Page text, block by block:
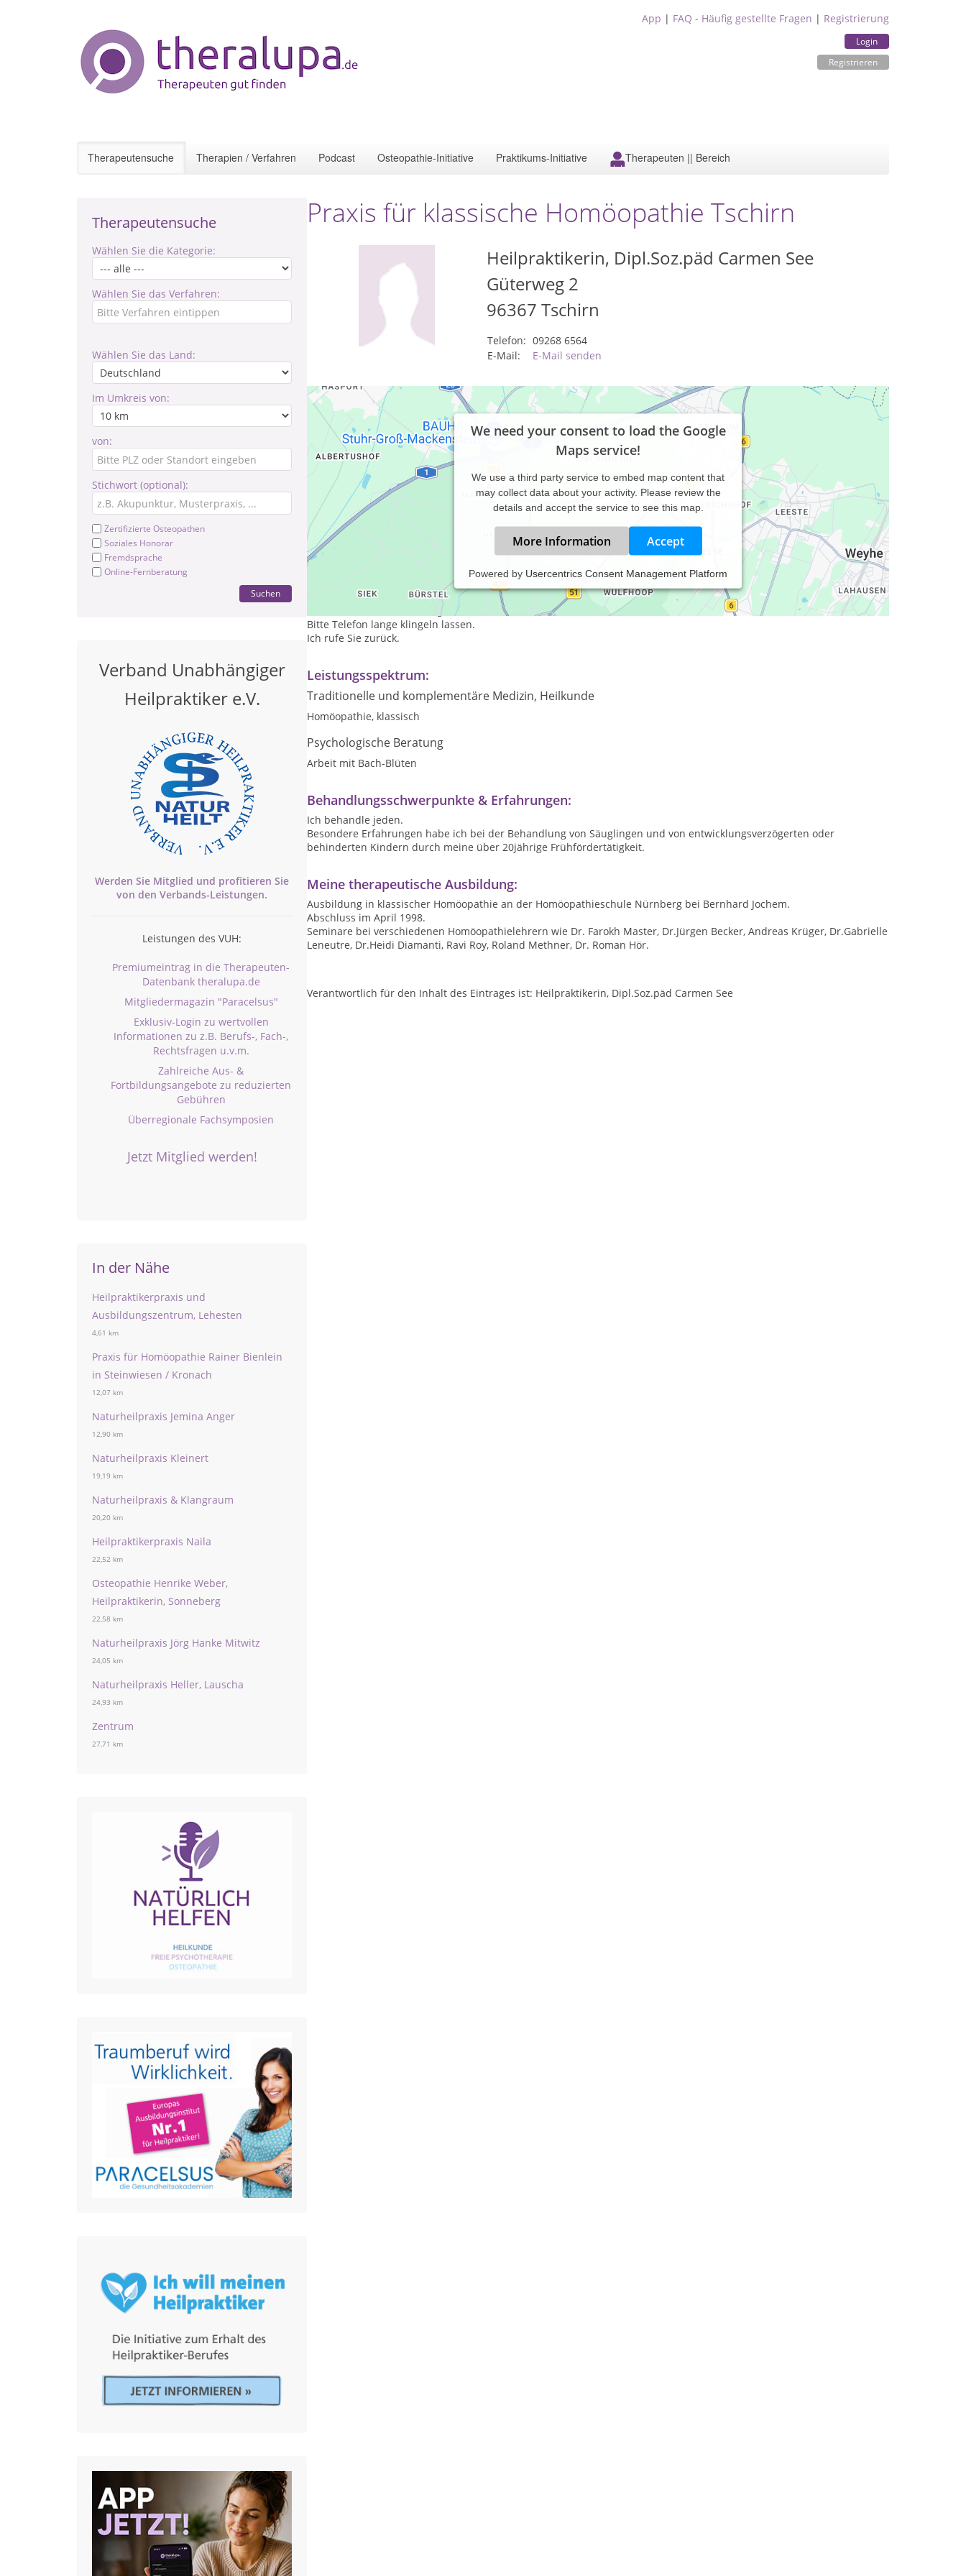
App | FAQ - Häufig gestellte Fragen | Registrierung
Login
Registrieren
Therapeutensuche Therapien / Verfahren Podcast Osteopathie-Initiative Praktikums-Initiative Therapeuten || Bereich
Therapeutensuche
Wählen Sie die Kategorie:
Wählen Sie das Verfahren:
Wählen Sie das Land:
Im Umkreis von:
von:
Stichwort (optional):
Zertifizierte Osteopathen
Soziales Honorar
Fremdsprache
Online-Fernberatung
Suchen
Verband Unabhängiger
Heilpraktiker e.V.
Werden Sie Mitglied und profitieren Sie
von den Verbands-Leistungen.
Leistungen des VUH:
Premiumeintrag in die Therapeuten-
Datenbank theralupa.de
Mitgliedermagazin "Paracelsus"
Exklusiv-Login zu wertvollen
Informationen zu z.B. Berufs-, Fach-,
Rechtsfragen u.v.m.
Zahlreiche Aus- &
Fortbildungsangebote zu reduzierten
Gebühren
Überregionale Fachsymposien
Jetzt Mitglied werden!
In der Nähe
Heilpraktikerpraxis und
Ausbildungszentrum, Lehesten
4,61 km
Praxis für Homöopathie Rainer Bienlein
in Steinwiesen / Kronach
12,07 km
Naturheilpraxis Jemina Anger
12,90 km
Naturheilpraxis Kleinert
19,19 km
Naturheilpraxis & Klangraum
20,20 km
Heilpraktikerpraxis Naila
22,52 km
Osteopathie Henrike Weber,
Heilpraktikerin, Sonneberg
22,58 km
Naturheilpraxis Jörg Hanke Mitwitz
24,05 km
Naturheilpraxis Heller, Lauscha
24,93 km
Zentrum
27,71 km
Praxis für klassische Homöopathie Tschirn
Heilpraktikerin, Dipl.Soz.päd Carmen See
Güterweg 2
96367 Tschirn
Telefon: 09268 6564
E-Mail:
E-Mail senden
We need your consent to load the Google
Maps service!
We use a third party service to embed map content that
may collect data about your activity. Please review the
details and accept the service to see this map.
More Information Accept
Powered by Usercentrics Consent Management Platform
Praxiszeiten:
Termine nach Vereinbarung.
Bitte Telefon lange klingeln lassen.
Ich rufe Sie zurück.
Leistungsspektrum:
Traditionelle und komplementäre Medizin, Heilkunde
Homöopathie, klassisch
Psychologische Beratung
Arbeit mit Bach-Blüten
Behandlungsschwerpunkte & Erfahrungen:
Ich behandle jeden.
Besondere Erfahrungen habe ich bei der Behandlung von Säuglingen und von entwicklungsverzögerten oder
behinderten Kindern durch meine über 20jährige Frühfördertätigkeit.
Meine therapeutische Ausbildung:
Ausbildung in klassischer Homöopathie an der Homöopathieschule Nürnberg bei Bernhard Jochem.
Abschluss im April 1998.
Seminare bei verschiedenen Homöopathielehrern wie Dr. Farokh Master, Dr.Jürgen Becker, Andreas Krüger, Dr.Gabrielle
Leneutre, Dr.Heidi Diamanti, Ravi Roy, Roland Methner, Dr. Roman Hör.
Verantwortlich für den Inhalt des Eintrages ist: Heilpraktikerin, Dipl.Soz.päd Carmen See